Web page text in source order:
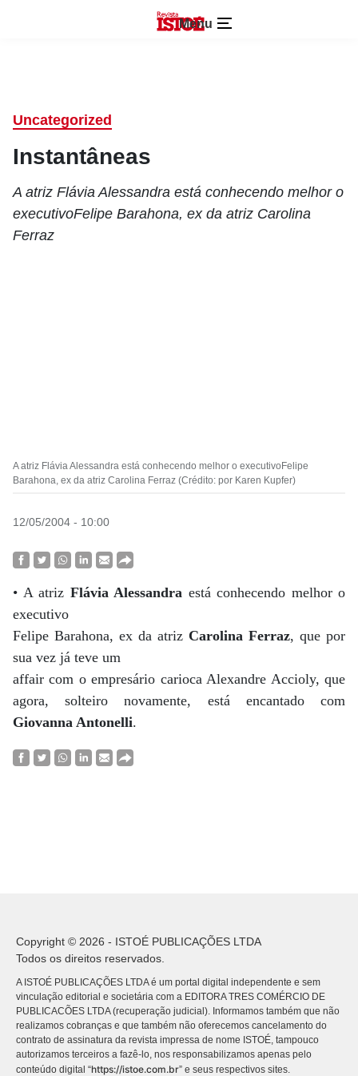
Menu
Uncategorized
Instantâneas
A atriz Flávia Alessandra está conhecendo melhor o
executivoFelipe Barahona, ex da atriz Carolina
Ferraz
A atriz Flávia Alessandra está conhecendo melhor o executivoFelipe
Barahona, ex da atriz Carolina Ferraz (Crédito: por Karen Kupfer)
12/05/2004 - 10:00
• A atriz Flávia Alessandra está conhecendo melhor o
executivo
Felipe Barahona, ex da atriz Carolina Ferraz, que por
sua vez já teve um
affair com o empresário carioca Alexandre Accioly, que
agora, solteiro novamente, está encantado com
Giovanna Antonelli.
Copyright © 2026 - ISTOÉ PUBLICAÇÕES LTDA
Todos os direitos reservados.
A ISTOÉ PUBLICAÇÕES LTDA é um portal digital independente e sem
vinculação editorial e societária com a EDITORA TRES COMÉRCIO DE
PUBLICACÕES LTDA (recuperação judicial). Informamos também que não
realizamos cobranças e que também não oferecemos cancelamento do
contrato de assinatura da revista impressa de nome ISTOÉ, tampouco
autorizamos terceiros a fazê-lo, nos responsabilizamos apenas pelo
conteúdo digital “https://istoe.com.br” e seus respectivos sites.